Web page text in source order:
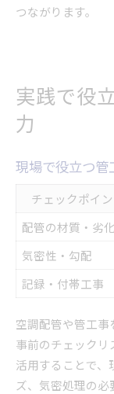
つながります。
実践で役
力
現場で役立つ管
チェックポイ
配管の材質・劣化
気密性・勾配
記録・付帯工事
空調配管や管工事
事前のチェックリ
活用することで、
ズ、気密処理の